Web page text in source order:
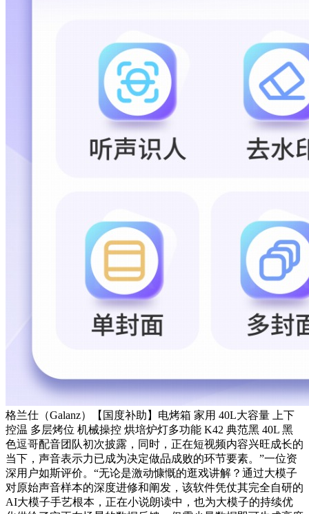
格兰仕（Galanz）【国度补助】电烤箱 家用 40L大容量 上下
控温 多层烤位 机械操控 烘培炉灯多功能 K42 典范黑 40L 黑
色逗哥配音团队初次披露，同时，正在短视频内容兴旺成长的
当下，声音表示力已成为决定做品成败的环节要素。”一位资
深用户如斯评价。“无论是激动慷慨的逛戏讲解？通过大模子
对原始声音样本的深度进修和阐发，该软件凭仗其完全自研的
AI大模子手艺根本，正在小说朗读中，也为大模子的持续优